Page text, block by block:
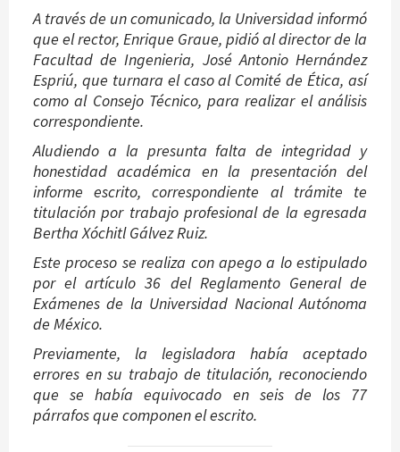
A través de un comunicado, la Universidad informó
que el rector, Enrique Graue, pidió al director de la
Facultad de Ingenieria, José Antonio Hernández
Espriú, que turnara el caso al Comité de Ética, así
como al Consejo Técnico, para realizar el análisis
correspondiente.
Aludiendo a la presunta falta de integridad y
honestidad académica en la presentación del
informe escrito, correspondiente al trámite te
titulación por trabajo profesional de la egresada
Bertha Xóchitl Gálvez Ruiz.
Este proceso se realiza con apego a lo estipulado
por el artículo 36 del Reglamento General de
Exámenes de la Universidad Nacional Autónoma
de México.
Previamente, la legisladora había aceptado
errores en su trabajo de titulación, reconociendo
que se había equivocado en seis de los 77
párrafos que componen el escrito.